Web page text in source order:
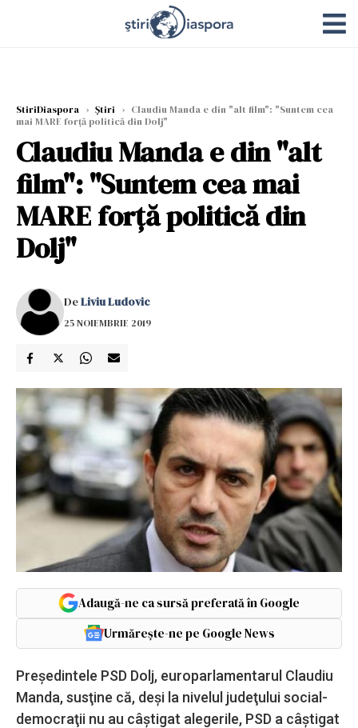
StiriDiaspora › Știri › Claudiu Manda e din "alt film": "Suntem cea
mai MARE forță politică din Dolj"
Claudiu Manda e din "alt
film": "Suntem cea mai
MARE forță politică din
Dolj"
DeLiviu Ludovic
25 NOIEMBRIE 2019
Adaugă-ne ca sursă preferată în Google
Urmărește-ne pe Google News
Preşedintele PSD Dolj, europarlamentarul Claudiu
Manda, susţine că, deşi la nivelul judeţului social-
democraţii nu au câştigat alegerile, PSD a câştigat